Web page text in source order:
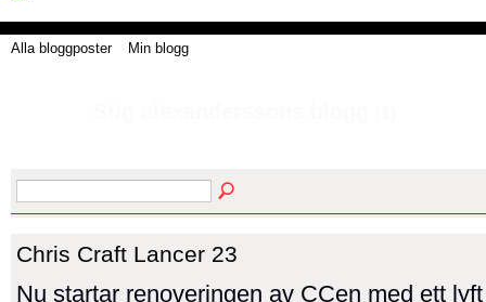
Alla bloggposter Min blogg
Chris Craft Lancer 23
Nu startar renoveringen av CCen med ett